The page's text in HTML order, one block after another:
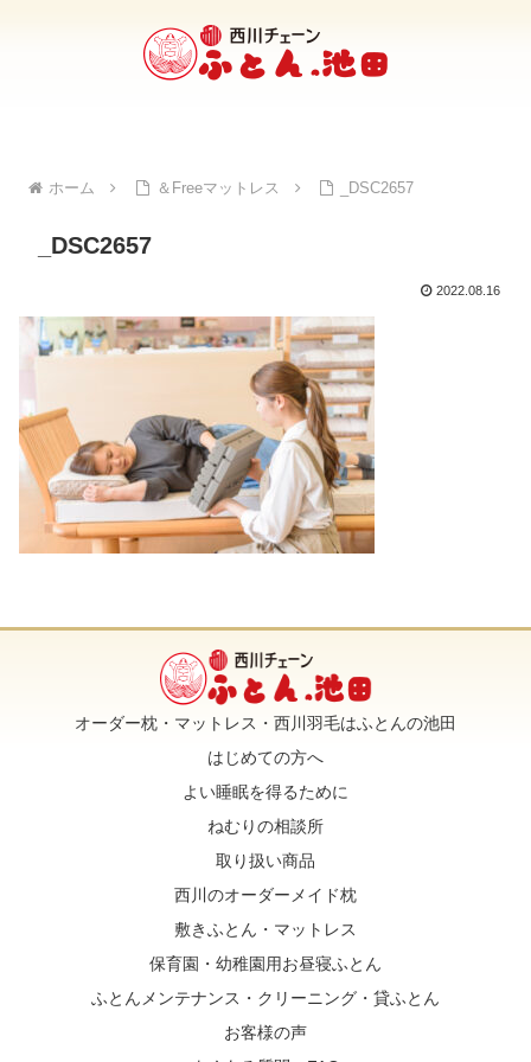
ホーム ＆Freeマットレス _DSC2657
_DSC2657
2022.08.16
オーダー枕・マットレス・西川羽毛はふとんの池田
はじめての方へ
よい睡眠を得るために
ねむりの相談所
取り扱い商品
西川のオーダーメイド枕
敷きふとん・マットレス
保育園・幼稚園用お昼寝ふとん
ふとんメンテナンス・クリーニング・貸ふとん
お客様の声